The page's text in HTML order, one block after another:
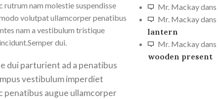
rutrum nam molestie suspendisse
volutpat ullamcorper penatibus
nam a vestibulum tristique
dui.
dui parturient ad a penatibus
vestibulum imperdiet
penatibus augue ullamcorper
Mr. Mackaydans
Mr. Mackaydans
lantern
Mr. Mackaydans
wooden present